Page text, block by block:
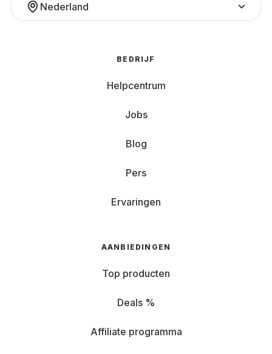
Nederland
BEDRIJF
Helpcentrum
Jobs
Blog
Pers
Ervaringen
AANBIEDINGEN
Top producten
Deals %
Affiliate programma